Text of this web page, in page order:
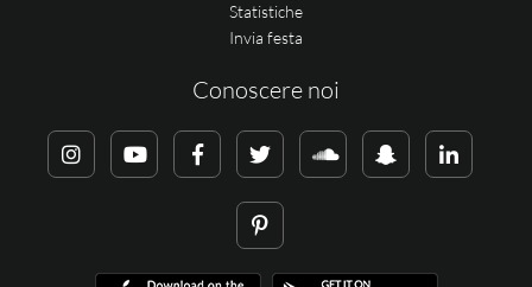
Statistiche
Invia festa
Conoscere noi